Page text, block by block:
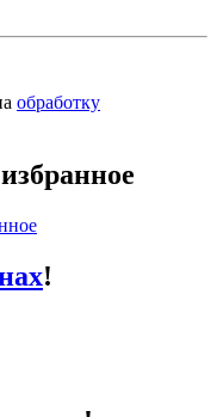
обработку
!